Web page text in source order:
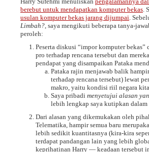
berebut untuk mendapatkan komputer bekas.
usulan komputer bekas jarang dijumpai.
Limbah?, saya mengikuti beberapa tanya-
peroleh:
Peserta diskusi “impor komputer
pro terhadap rencana tersebut dan
pendapat yang disampaikan Pataka
Pataka rajin menjawab balik
terhadap rencana tersebut) lewat
makro, yaitu kondisi riil negara
Saya pribadi menyetujui alasan
lebih lengkap saya kutipkan dalam
Dari alasan yang dikemukakan oleh
Telematika, hampir semua baru
lebih sedikit kuantitasnya (kira-kira
terdapat pandangan lain yang lebih
keprihatinan Harry — keadaan tersebut